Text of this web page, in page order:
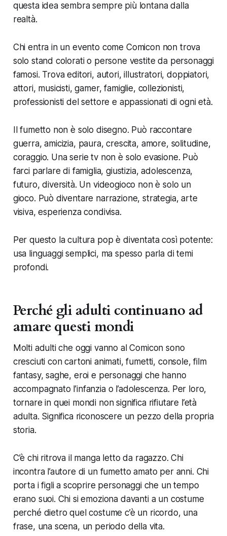
questa idea sembra sempre più lontana dalla
realtà.
Chi entra in un evento come Comicon non trova
solo stand colorati o persone vestite da personaggi
famosi. Trova editori, autori, illustratori, doppiatori,
attori, musicisti, gamer, famiglie, collezionisti,
professionisti del settore e appassionati di ogni età.
Il fumetto non è solo disegno. Può raccontare
guerra, amicizia, paura, crescita, amore, solitudine,
coraggio. Una serie tv non è solo evasione. Può
farci parlare di famiglia, giustizia, adolescenza,
futuro, diversità. Un videogioco non è solo un
gioco. Può diventare narrazione, strategia, arte
visiva, esperienza condivisa.
Per questo la cultura pop è diventata così potente:
usa linguaggi semplici, ma spesso parla di temi
profondi.
Perché gli adulti continuano ad
amare questi mondi
Molti adulti che oggi vanno al Comicon sono
cresciuti con cartoni animati, fumetti, console, film
fantasy, saghe, eroi e personaggi che hanno
accompagnato l’infanzia o l’adolescenza. Per loro,
tornare in quei mondi non significa rifiutare l’età
adulta. Significa riconoscere un pezzo della propria
storia.
C’è chi ritrova il manga letto da ragazzo. Chi
incontra l’autore di un fumetto amato per anni. Chi
porta i figli a scoprire personaggi che un tempo
erano suoi. Chi si emoziona davanti a un costume
perché dietro quel costume c’è un ricordo, una
frase, una scena, un periodo della vita.